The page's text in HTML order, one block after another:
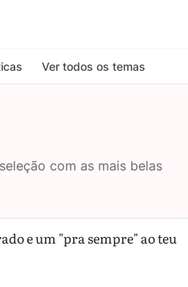
Ver todos os temas
com as mais belas
e um "pra sempre" ao teu